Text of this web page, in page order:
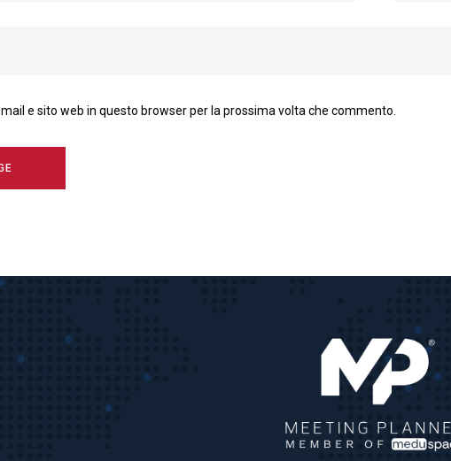
e sito web in questo browser per la prossima volta che commento.